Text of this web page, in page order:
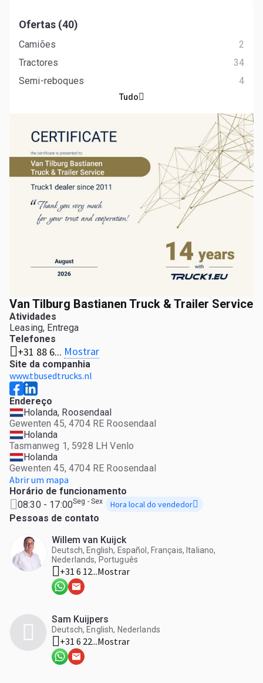
Van Tilburg Bastianen Truck & Trailer Service
Atividades
Leasing, Entrega
Telefones
+31 88 6... Mostrar
Site da companhia
www.tbusedtrucks.nl
Endereço
Holanda, Roosendaal
Gewenten 45, 4704 RE Roosendaal
Holanda
Tasmanweg 1, 5928 LH Venlo
Holanda
Gewenten 45, 4704 RE Roosendaal
Abrir um mapa
Horário de funcionamento
08:30 - 17:00Seg - Sex Hora local do vendedor
Pessoas de contato
Willem van Kuijck
Deutsch, English, Español, Français, Italiano,
Nederlands, Português
+31 6 12...Mostrar
Sam Kuijpers
Deutsch, English, Nederlands
+31 6 22...Mostrar
Ofertas (40)
Camiões
2
Tractores
34
Semi-reboques
4
Tudo